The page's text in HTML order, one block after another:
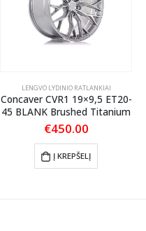
LENGVO LYDINIO RATLANKIAI
Concaver CVR1 19×9,5 ET20-
45 BLANK Brushed Titanium
€450.00
Į KREPŠELĮ